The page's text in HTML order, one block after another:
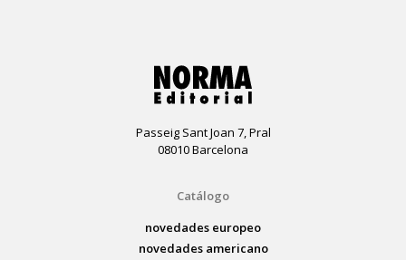
Passeig Sant Joan 7, Pral
08010 Barcelona
Catálogo
novedades europeo
novedades americano